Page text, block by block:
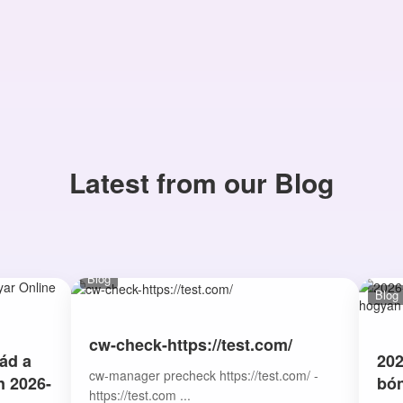
Latest from our Blog
a
2026-
Blog
cw-check-https://test.com/
cw-manager precheck https://test.com/ -
https://test.com ...
Blog